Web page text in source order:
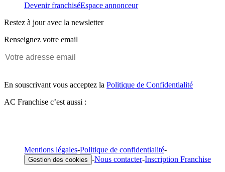
Devenir franchiséEspace annonceur
Restez à jour avec la newsletter
Renseignez votre email
En souscrivant vous acceptez la Politique de Confidentialité
AC Franchise c’est aussi :
Mentions légales-Politique de confidentialité-
Gestion des cookies -Nous contacter-Inscription Franchise